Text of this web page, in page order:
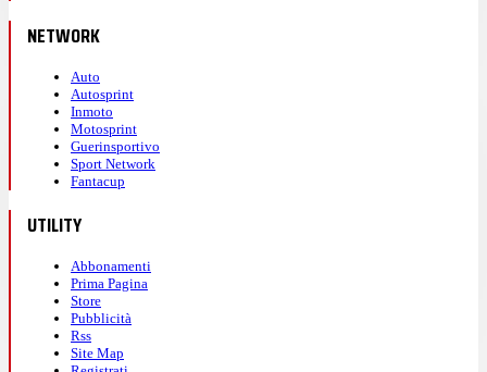
NETWORK
Auto
Autosprint
Inmoto
Motosprint
Guerinsportivo
Sport Network
Fantacup
UTILITY
Abbonamenti
Prima Pagina
Store
Pubblicità
Rss
Site Map